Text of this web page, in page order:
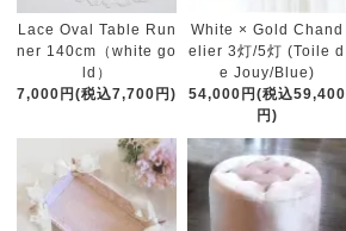
Lace Oval Table Run
ner 140cm（white go
ld）
7,000円(税込7,700円)
White × Gold Chand
elier 3灯/5灯 (Toile d
e Jouy/Blue)
54,000円(税込59,400
円)